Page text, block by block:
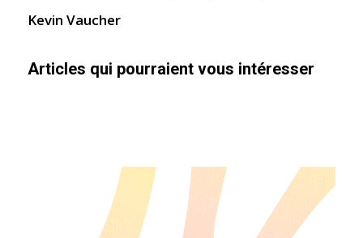
Kevin Vaucher
Articles qui pourraient vous intéresser